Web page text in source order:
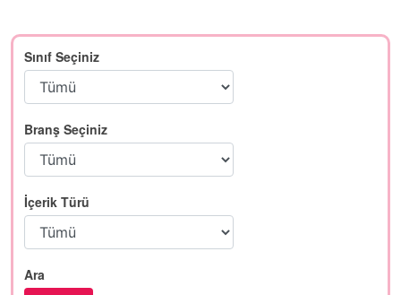
Sınıf Seçiniz
Branş Seçiniz
İçerik Türü
Ara